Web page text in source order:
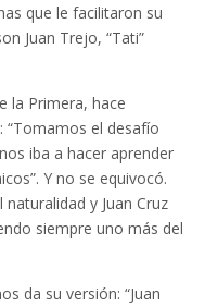
que le facilitaron su
Juan Trejo, “Tati”
la Primera, hace
el desafío
iba a hacer aprender
Y no se equivocó.
y Juan Cruz
siempre uno más del
da su versión: “Juan